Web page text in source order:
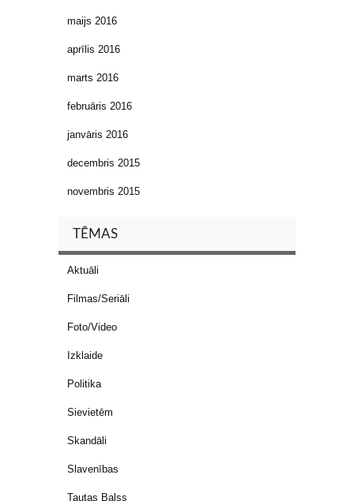
maijs 2016
aprīlis 2016
marts 2016
februāris 2016
janvāris 2016
decembris 2015
novembris 2015
TĒMAS
Aktuāli
Filmas/Seriāli
Foto/Video
Izklaide
Politika
Sievietēm
Skandāli
Slavenības
Tautas Balss